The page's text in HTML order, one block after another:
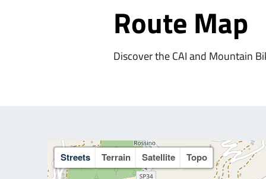
Route Map
Discover the CAI and Mountain
Streets Terrain Satellite Topo